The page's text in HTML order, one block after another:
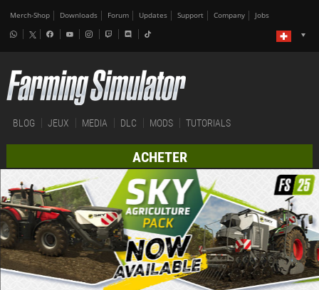
Merch-Shop Downloads Forum Updates Support Company Jobs
BLOG JEUX MEDIA DLC MODS TUTORIALS
ACHETER